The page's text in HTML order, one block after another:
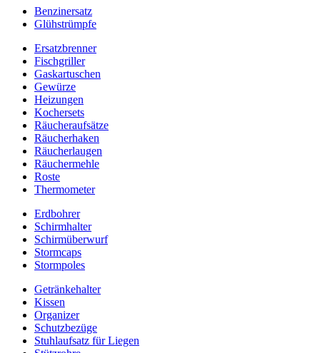
Benzinersatz
Glühstrümpfe
Ersatzbrenner
Fischgriller
Gaskartuschen
Gewürze
Heizungen
Kochersets
Räucheraufsätze
Räucherhaken
Räucherlaugen
Räuchermehle
Roste
Thermometer
Erdbohrer
Schirmhalter
Schirmüberwurf
Stormcaps
Stormpoles
Getränkehalter
Kissen
Organizer
Schutzbezüge
Stuhlaufsatz für Liegen